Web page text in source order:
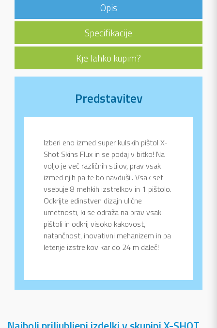
Opis
Specifikacije
Kje lahko kupim?
Predstavitev
Izberi eno izmed super kulskih pištol X-
Shot Skins Flux in se podaj v bitko! Na
voljo je več različnih stilov, prav vsak
izmed njih pa te bo navdušil. Vsak set
vsebuje 8 mehkih izstrelkov in 1 pištolo.
Odkrijte edinstven dizajn ulične
umetnosti, ki se odraža na prav vsaki
pištoli in odkrij visoko kakovost,
natančnost, inovativni mehanizem in pa
letenje izstrelkov kar do 24 m daleč!